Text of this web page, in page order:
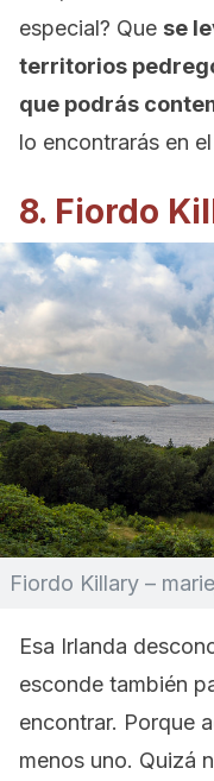
especial? Que se
territorios
que podrás
lo encontrarás en
8. Fiordo
Fiordo Killary –
Esa Irlanda
esconde también
encontrar. Porque
menos uno. Quizá